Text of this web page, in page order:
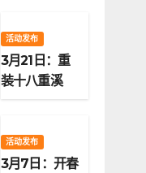
活动发布
3月21日：重
装十八重溪
活动发布
3月7日：开春